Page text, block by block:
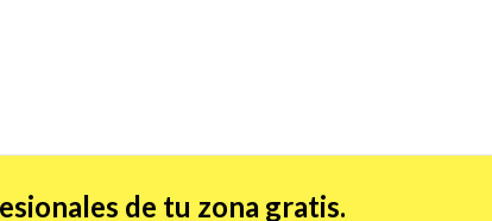
de tu zona gratis.